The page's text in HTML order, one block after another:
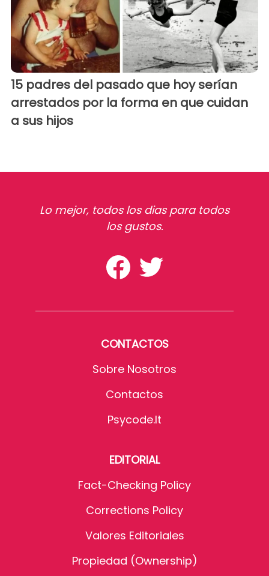
15 padres del pasado que hoy serían
arrestados por la forma en que cuidan
a sus hijos
Lo mejor, todos los dias para todos
los gustos.
CONTACTOS
Sobre Nosotros
Contactos
Psycode.it
EDITORIAL
Fact-Checking Policy
Corrections Policy
Valores Editoriales
Propiedad (Ownership)